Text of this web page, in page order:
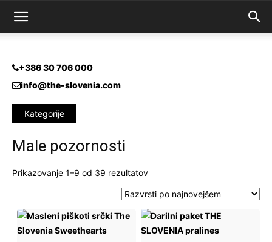
+386 30 706 000
info@the-slovenia.com
Kategorije
Male pozornosti
Prikazovanje 1–9 od 39 rezultatovRazvrščeno
po
datumu